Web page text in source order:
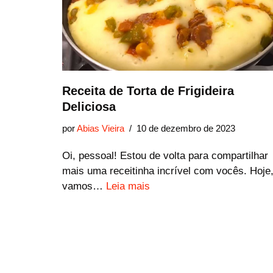
Receita de Torta de Frigideira
Deliciosa
porAbias Vieira 10 de dezembro de 2023
Oi, pessoal! Estou de volta para compartilhar
mais uma receitinha incrível com vocês. Hoje,
vamos… Leia mais